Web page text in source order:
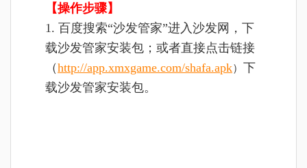
【操作步骤】
1. 百度搜索“沙发管家”进入沙发网，下
载沙发管家安装包；或者直接点击链接
（http://app.xmxgame.com/shafa.apk） 下
载沙发管家安装包。